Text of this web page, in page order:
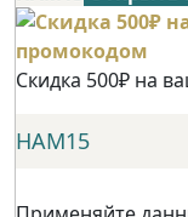
Скидка 500₽ на
НАМ15